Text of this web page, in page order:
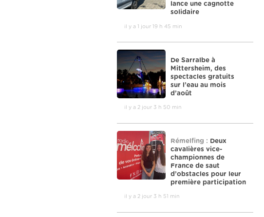
lance une cagnotte
solidaire
il y a 1 jour 19 h 45 min
De Sarralbe à
Mittersheim, des
spectacles gratuits
sur l’eau au mois
d’août
il y a 2 jour 3 h 50 min
Rémelfing : Deux
cavalières vice-
championnes de
France de saut
d’obstacles pour leur
première participation
il y a 2 jour 3 h 51 min